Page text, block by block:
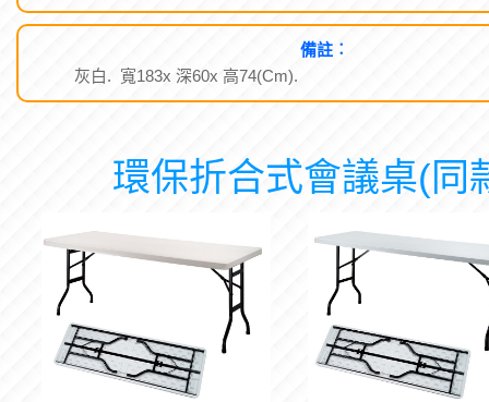
備註︰
灰白. 寬183x 深60x 高74(Cm).
環保折合式會議桌(同